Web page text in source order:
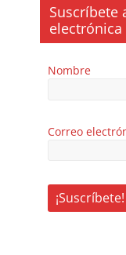
Suscríbete
Nombre
Correo